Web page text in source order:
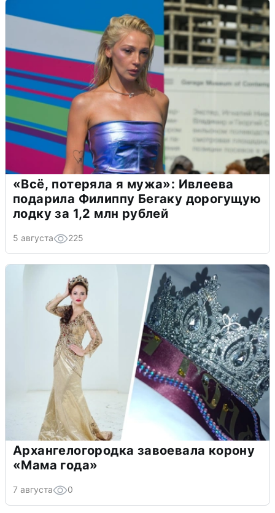
«Всё, потеряла я мужа»: Ивлеева
подарила Филиппу Бегаку дорогущую
лодку за 1,2 млн рублей
5 августа 225
Архангелогородка завоевала корону
«Мама года»
7 августа 0